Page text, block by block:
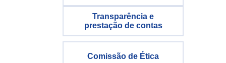
Transparência e
prestação de contas
Comissão de Ética